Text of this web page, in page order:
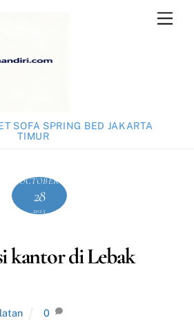
SOFA SPRING BED JAKARTA
TIMUR
OCTOBER
28
2025
kantor di Lebak
0